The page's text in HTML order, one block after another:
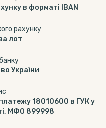
в форматі IBAN
рахунку
лот
України
18010600 в ГУК у
МФО 899998